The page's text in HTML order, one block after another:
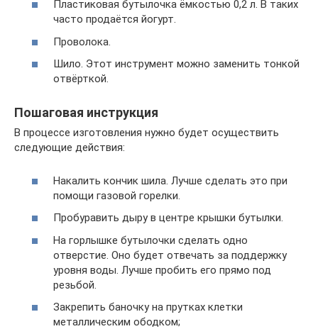
Пластиковая бутылочка ёмкостью 0,2 л. В таких
часто продаётся йогурт.
Проволока.
Шило. Этот инструмент можно заменить тонкой
отвёрткой.
Пошаговая инструкция
В процессе изготовления нужно будет осуществить
следующие действия:
Накалить кончик шила. Лучше сделать это при
помощи газовой горелки.
Пробуравить дыру в центре крышки бутылки.
На горлышке бутылочки сделать одно
отверстие. Оно будет отвечать за поддержку
уровня воды. Лучше пробить его прямо под
резьбой.
Закрепить баночку на прутках клетки
металлическим ободком;